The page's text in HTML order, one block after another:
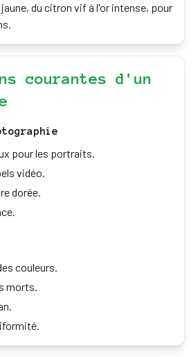
du citron vif à l'or intense, pour
courantes d'un
pour les portraits.
vidéo.
dorée.
couleurs.
morts.